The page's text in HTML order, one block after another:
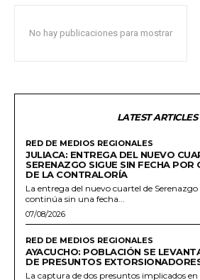
No hay publicaciones para mostrar
LATEST ARTICLES
RED DE MEDIOS REGIONALES
JULIACA: ENTREGA DEL NUEVO
SERENAZGO SIGUE SIN FECHA POR
DE LA CONTRALORÍA
La entrega del nuevo cuartel de
continúa sin una fecha...
07/08/2026
RED DE MEDIOS REGIONALES
AYACUCHO: POBLACIÓN SE
DE PRESUNTOS
La captura de dos presuntos implicados